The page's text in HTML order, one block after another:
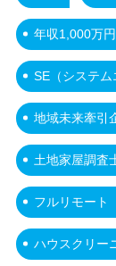
年収1,000万円
SE（システム
地域未来牽引
土地家屋調査
フルリモート
ハウスクリー